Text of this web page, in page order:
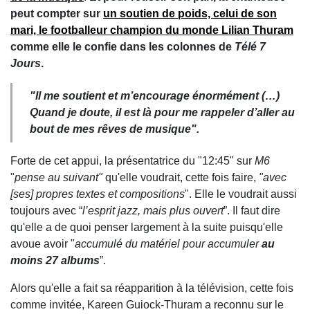
peut compter sur un soutien de poids, celui de son
mari, le footballeur champion du monde Lilian Thuram
comme elle le confie dans les colonnes de Télé 7
Jours.
"Il me soutient et m’encourage énormément (…)
Quand je doute, il est là pour me rappeler d’aller au
bout de mes rêves de musique".
Forte de cet appui, la présentatrice du "12:45" sur M6
"pense au suivant"qu'elle voudrait, cette fois faire, "avec
[ses] propres textes et compositions". Elle le voudrait aussi
toujours avec “l’esprit jazz, mais plus ouvert”. Il faut dire
qu'elle a de quoi penser largement à la suite puisqu'elle
avoue avoir "accumulé du matériel pour accumulerau
moins 27 albums”.
Alors qu'elle a fait sa réapparition à la télévision, cette fois
comme invitée, Kareen Guiock-Thuram a reconnu sur le